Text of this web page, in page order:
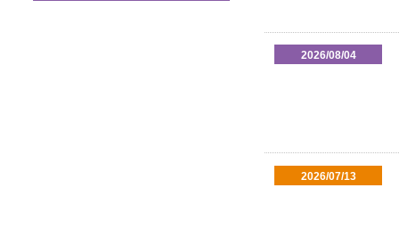
2026/08/04
2026/07/13